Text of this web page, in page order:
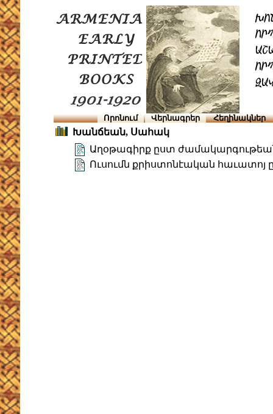
Որոնում Վերնագրեր Հեղինակներ
Խանճեան, Սահակ
Աղօթագիրք ըստ ժամակարգութեան
Ուսումն քրիստոնէական